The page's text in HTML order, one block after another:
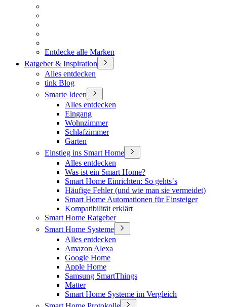
Entdecke alle Marken
Ratgeber & Inspiration
Alles entdecken
tink Blog
Smarte Ideen
Alles entdecken
Eingang
Wohnzimmer
Schlafzimmer
Garten
Einstieg ins Smart Home
Alles entdecken
Was ist ein Smart Home?
Smart Home Einrichten: So gehts`s
Häufige Fehler (und wie man sie vermeidet)
Smart Home Automationen für Einsteiger
Kompatibilität erklärt
Smart Home Ratgeber
Smart Home Systeme
Alles entdecken
Amazon Alexa
Google Home
Apple Home
Samsung SmartThings
Matter
Smart Home Systeme im Vergleich